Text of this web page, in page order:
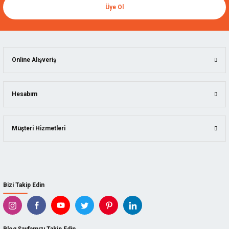
Üye Ol
Bizi Takip Edin
Online Alışveriş
Hesabım
Müşteri Hizmetleri